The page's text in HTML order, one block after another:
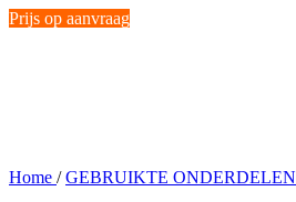
Prijs op aanvraag
Home / GEBRUIKTE ONDERDELEN